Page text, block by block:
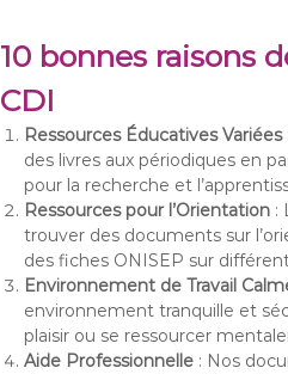
10 bonnes raisons
CDI
Ressources Éducatives Variées
des livres aux périodiques en
pour la recherche et
Ressources pour l’Orientation:
trouver des documents sur
des fiches ONISEP sur
Environnement de Travail
environnement tranquille et
plaisir ou se ressourcer
Aide Professionnelle: Nos